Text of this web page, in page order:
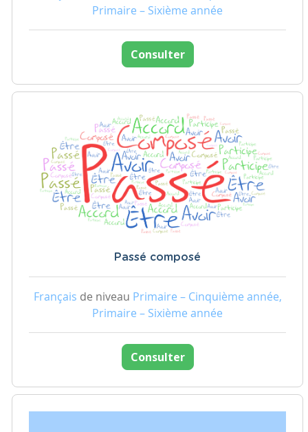
Primaire – Sixième année
Consulter
Passé composé
Français de niveau Primaire – Cinquième année,
Primaire – Sixième année
Consulter